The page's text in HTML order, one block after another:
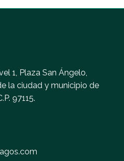
1, Plaza San Ángelo,
la ciudad y municipio de
97115.